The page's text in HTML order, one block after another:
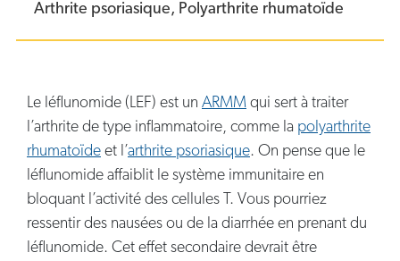
Arthrite psoriasique, Polyarthrite rhumatoïde
Le léflunomide (LEF) est un ARMM qui sert à traiter
l’arthrite de type inflammatoire, comme la polyarthrite
rhumatoïde et l’arthrite psoriasique. On pense que le
léflunomide affaiblit le système immunitaire en
bloquant l’activité des cellules T. Vous pourriez
ressentir des nausées ou de la diarrhée en prenant du
léflunomide. Cet effet secondaire devrait être